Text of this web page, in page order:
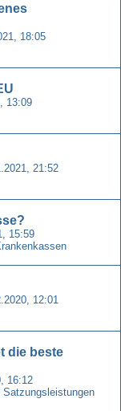
18:05
13:09
21:52
15:59
12:01
die beste
16:12